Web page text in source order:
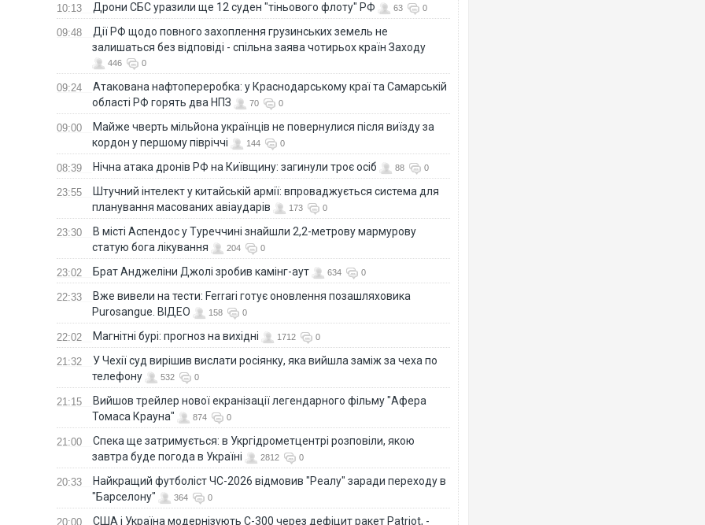
10:13 Дрони СБС уразили ще 12 суден "тіньового флоту" РФ 63 0
09:48
Дії РФ щодо повного захоплення грузинських земель не
залишаться без відповіді - спільна заява чотирьох країн Заходу
446 0
09:24
Атакована нафтопереробка: у Краснодарському краї та Самарській
області РФ горять два НПЗ
70 0
09:00
Майже чверть мільйона українців не повернулися після виїзду за
кордон у першому півріччі
144 0
08:39 Нічна атака дронів РФ на Київщину: загинули троє осіб 88 0
23:55
Штучний інтелект у китайській армії: впроваджується система для
планування масованих авіаударів
173 0
23:30
В місті Аспендос у Туреччині знайшли 2,2-метрову мармурову
статую бога лікування
204 0
23:02 Брат Анджеліни Джолі зробив камінг-аут 634 0
22:33
Вже вивели на тести: Ferrari готує оновлення позашляховика
Purosangue. ВІДЕО
158 0
22:02 Магнітні бурі: прогноз на вихідні 1712 0
21:32
У Чехії суд вирішив вислати росіянку, яка вийшла заміж за чеха по
телефону
532 0
21:15
Вийшов трейлер нової екранізації легендарного фільму "Афера
Томаса Крауна"
874 0
21:00
Спека ще затримується: в Укргідрометцентрі розповіли, якою
завтра буде погода в Україні
2812 0
20:33
Найкращий футболіст ЧС-2026 відмовив "Реалу" заради переходу в
"Барселону"
364 0
20:00 США і Україна модернізують С-300 через дефіцит ракет Patriot, -